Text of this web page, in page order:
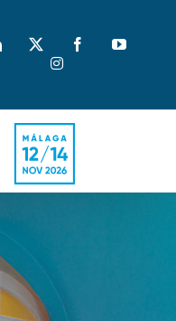
LinkedIn Facebook
Instagram